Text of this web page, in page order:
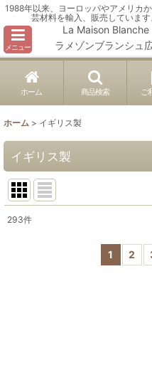
1988年以来、ヨーロッパやアメリカ
芸材料を輸入、販売していま
メニュー
La Maison
ラメゾンブランシュ
ホーム 商品検索 ご
ホーム > イギリス製
イギリス製
293件
1 2